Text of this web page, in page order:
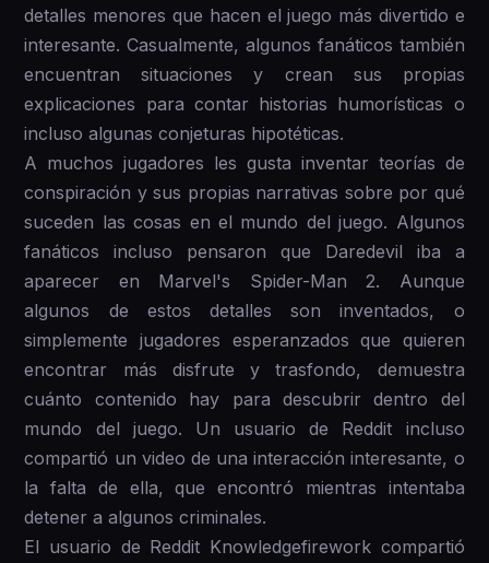
detalles menores que hacen el juego más divertido e
interesante. Casualmente, algunos fanáticos también
encuentran situaciones y crean sus propias
explicaciones para contar historias humorísticas o
incluso algunas conjeturas hipotéticas.
A muchos jugadores les gusta inventar teorías de
conspiración y sus propias narrativas sobre por qué
suceden las cosas en el mundo del juego. Algunos
fanáticos incluso pensaron que Daredevil iba a
aparecer en Marvel's Spider-Man 2. Aunque
algunos de estos detalles son inventados, o
simplemente jugadores esperanzados que quieren
encontrar más disfrute y trasfondo, demuestra
cuánto contenido hay para descubrir dentro del
mundo del juego. Un usuario de Reddit incluso
compartió un video de una interacción interesante, o
la falta de ella, que encontró mientras intentaba
detener a algunos criminales.
El usuario de Reddit Knowledgefirework compartió